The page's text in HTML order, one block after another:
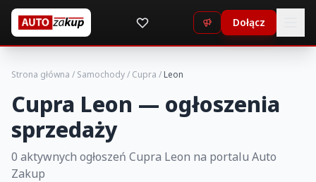
Dołącz
Strona główna / Samochody/ Cupra /Leon
Cupra Leon — ogłoszenia
sprzedaży
0 aktywnych ogłoszeń Cupra Leon na portalu Auto
Zakup